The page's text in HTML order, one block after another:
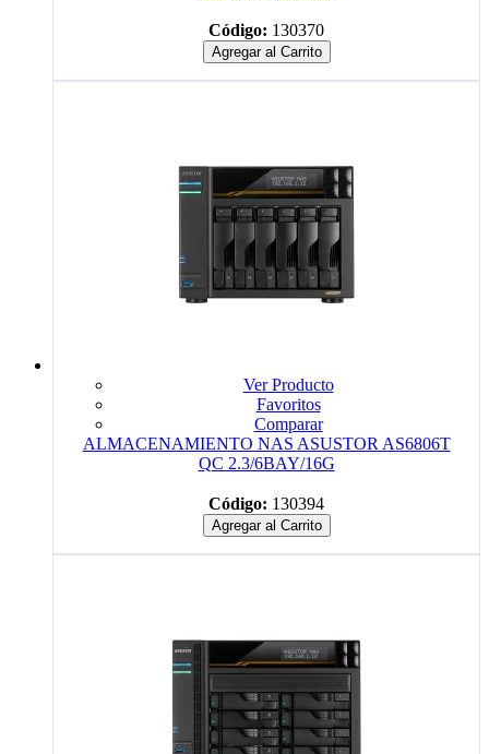
Código: 130370
Agregar al Carrito
Ver Producto
Favoritos
Comparar
ALMACENAMIENTO NAS ASUSTOR AS6806T
QC 2.3/6BAY/16G
Código: 130394
Agregar al Carrito